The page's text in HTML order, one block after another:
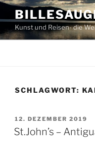
Zum
Inhalt
springenKunst und Reisen- die
SCHLAGWORT:
VERÖFFENTLICHT
AM
12. DEZEMBER 2019
St.John’s –